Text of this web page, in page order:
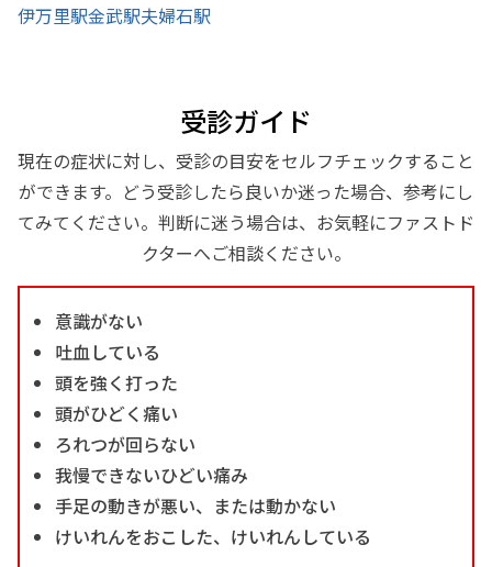
伊万里駅金武駅夫婦石駅
受診ガイド
現在の症状に対し、受診の目安をセルフチェックすること
ができます。どう受診したら良いか迷った場合、参考にし
てみてください。判断に迷う場合は、お気軽にファストド
クターへご相談ください。
意識がない
吐血している
頭を強く打った
頭がひどく痛い
ろれつが回らない
我慢できないひどい痛み
手足の動きが悪い、または動かない
けいれんをおこした、けいれんしている